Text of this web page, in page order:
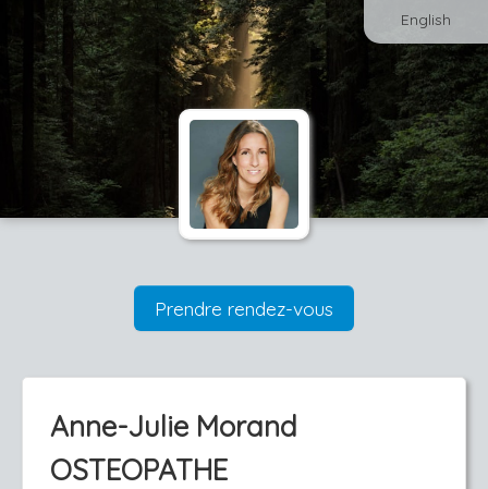
English
Prendre rendez-vous
Anne-Julie Morand
OSTEOPATHE